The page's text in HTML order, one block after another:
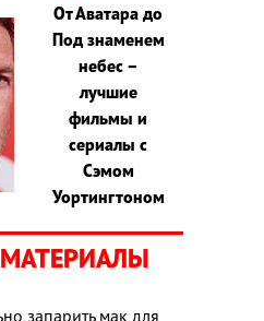
От Аватара до
Под знаменем
небес –
лучшие
фильмы и
сериалы с
Сэмом
Уортингтоном
запарить мак для